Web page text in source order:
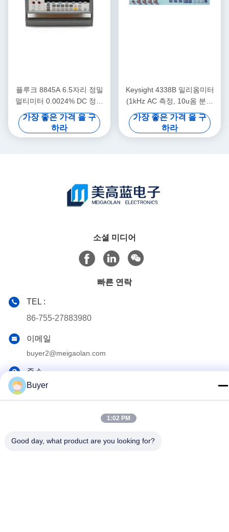
플루크 8845A 6.5자리 정밀
멀티미터 0.0024% DC 정확
성 및 트렌드플롯 종이 없는
기록기
가장 좋은 가격 을 구
하라
Keysight 4338B 밀리옴미터
(1kHz AC 측정, 10u옴 분해
능, 34ms 고속 측정 기능 포
함)
가장 좋은 가격 을 구
하라
소셜 미디어
빠른 연락
TEL :
86-755-27883980
이메일
buyer2@meigaolan.com
주소
동지앙하오위안, 바오민 Rd, Bao'an 지역, 센즈헨, 중국의
중국 좋은 품질 RF 스펙트럼 분석기 공급자. 저작권 2023-2026
Buyer
1:02 PM
Good day, what product are you looking for?